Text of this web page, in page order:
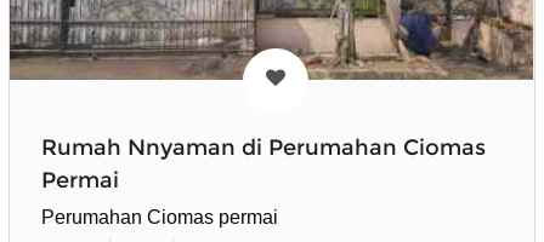
Rumah Nnyaman di Perumahan Ciomas
Permai
Perumahan Ciomas permai